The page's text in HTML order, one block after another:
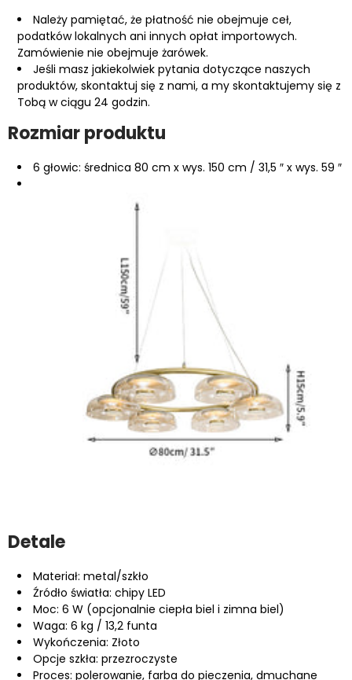
Należy pamiętać, że płatność nie obejmuje ceł,
podatków lokalnych ani innych opłat importowych.
Zamówienie nie obejmuje żarówek.
Jeśli masz jakiekolwiek pytania dotyczące naszych
produktów, skontaktuj się z nami, a my skontaktujemy się z
Tobą w ciągu 24 godzin.
Rozmiar produktu
6 głowic: średnica 80 cm x wys. 150 cm / 31,5 ″ x wys. 59 ″
Detale
Materiał: metal/szkło
Źródło światła: chipy LED
Moc: 6 W (opcjonalnie ciepła biel i zimna biel)
Waga: 6 kg / 13,2 funta
Wykończenia: Złoto
Opcje szkła: przezroczyste
Proces: polerowanie, farba do pieczenia, dmuchane